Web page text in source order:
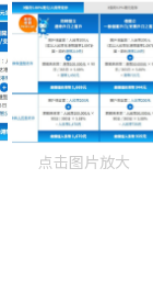
点击图片放大